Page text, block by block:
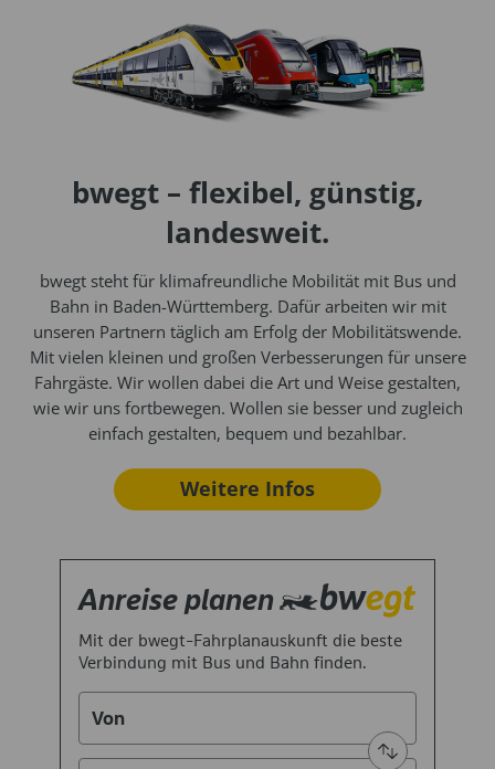
bwegt – flexibel, günstig,
landesweit.
bwegt steht für klimafreundliche Mobilität mit Bus und
Bahn in Baden-Württemberg. Dafür arbeiten wir mit
unseren Partnern täglich am Erfolg der Mobilitätswende.
Mit vielen kleinen und großen Verbesserungen für unsere
Fahrgäste. Wir wollen dabei die Art und Weise gestalten,
wie wir uns fortbewegen. Wollen sie besser und zugleich
einfach gestalten, bequem und bezahlbar.
Weitere Infos